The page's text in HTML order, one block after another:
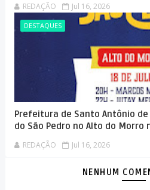
REDAÇÃO Jul 16, 2026
DESTAQUES
Prefeitura de Santo Antônio de
do São Pedro no Alto do Morro
REDAÇÃO Jul 16, 2026
NENHUM